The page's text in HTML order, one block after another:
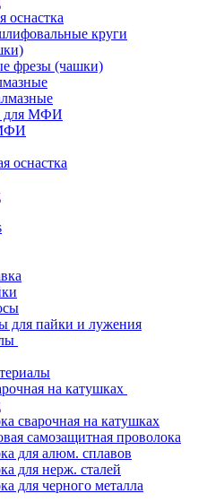
оснастка
круги
фрезы (чашки)
для МФИ
оснастка
для пайки и лужения
на катушках
сварочная на катушках
самозащитная проволока
для алюм. сплавов
для нерж. сталей
для черного металла